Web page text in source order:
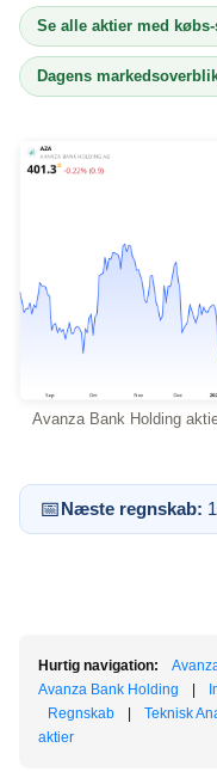
Se alle aktier med
Dagens
Avanza Bank Holding
📅Næste regnskab:
Hurtig navigation:
Avanza Bank Holding
Regnskab
Teknisk
aktier